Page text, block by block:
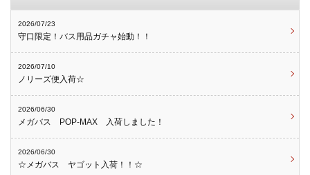
2026/07/23
守口限定！バス用品ガチャ始動！！
2026/07/10
ノリーズ便入荷☆
2026/06/30
メガバス POP-MAX 入荷しました！
2026/06/30
☆メガバス ヤゴット入荷！！☆